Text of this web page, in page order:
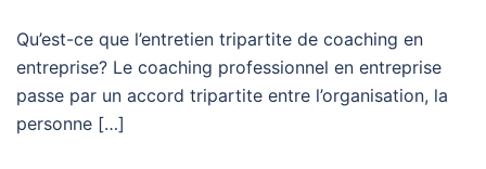
Qu’est-ce que l’entretien tripartite de coaching en
entreprise? Le coaching professionnel en entreprise
passe par un accord tripartite entre l’organisation, la
personne […]